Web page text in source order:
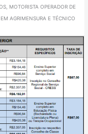
MOTORISTA OPERADOR DE
AGRIMENSURA E TÉCNICO